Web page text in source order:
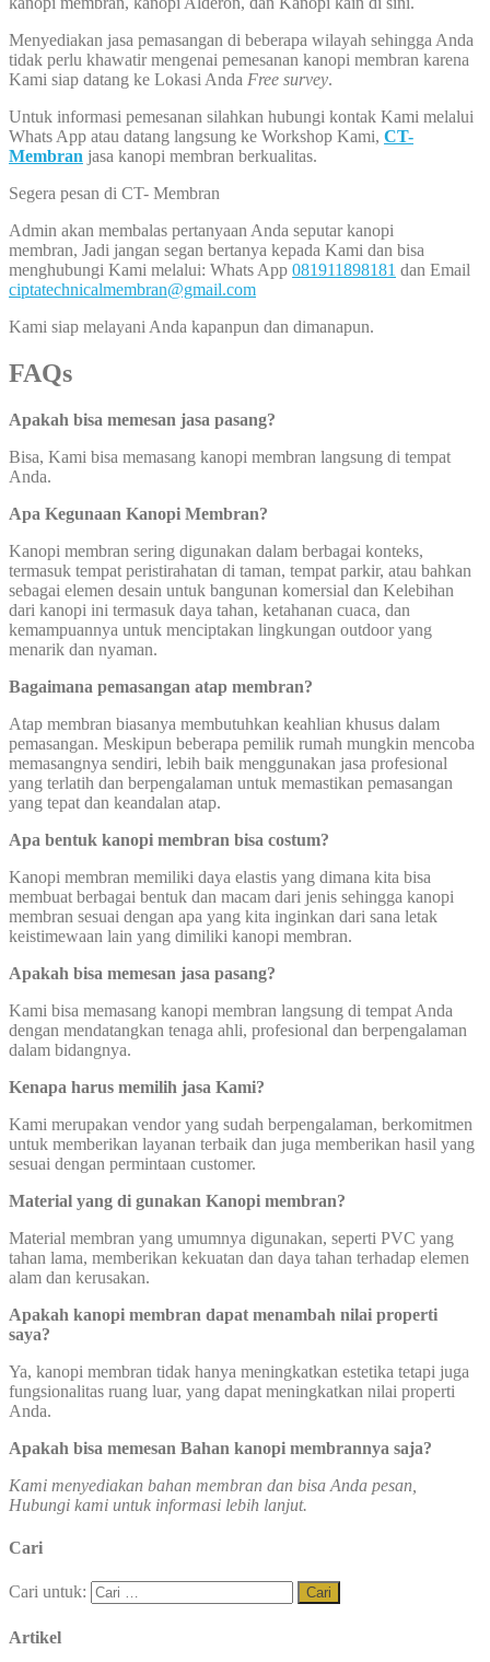
Menyediakan jasa pemasangan di beberapa wilayah sehingga Anda
tidak perlu khawatir mengenai pemesanan kanopi membran karena
Kami siap datang ke Lokasi Anda Free survey.
Untuk informasi pemesanan silahkan hubungi kontak Kami melalui
Whats App atau datang langsung ke Workshop Kami, CT-
Membran jasa kanopi membran berkualitas.
Segera pesan di CT- Membran
Admin akan membalas pertanyaan Anda seputar kanopi
membran, Jadi jangan segan bertanya kepada Kami dan bisa
menghubungi Kami melalui: Whats App 081911898181 dan Email
ciptatechnicalmembran@gmail.com
Kami siap melayani Anda kapanpun dan dimanapun.
FAQs
Apakah bisa memesan jasa pasang?
Bisa, Kami bisa memasang kanopi membran langsung di tempat
Anda.
Apa Kegunaan Kanopi Membran?
Kanopi membran sering digunakan dalam berbagai konteks,
termasuk tempat peristirahatan di taman, tempat parkir, atau bahkan
sebagai elemen desain untuk bangunan komersial dan Kelebihan
dari kanopi ini termasuk daya tahan, ketahanan cuaca, dan
kemampuannya untuk menciptakan lingkungan outdoor yang
menarik dan nyaman.
Bagaimana pemasangan atap membran?
Atap membran biasanya membutuhkan keahlian khusus dalam
pemasangan. Meskipun beberapa pemilik rumah mungkin mencoba
memasangnya sendiri, lebih baik menggunakan jasa profesional
yang terlatih dan berpengalaman untuk memastikan pemasangan
yang tepat dan keandalan atap.
Apa bentuk kanopi membran bisa costum?
Kanopi membran memiliki daya elastis yang dimana kita bisa
membuat berbagai bentuk dan macam dari jenis sehingga kanopi
membran sesuai dengan apa yang kita inginkan dari sana letak
keistimewaan lain yang dimiliki kanopi membran.
Apakah bisa memesan jasa pasang?
Kami bisa memasang kanopi membran langsung di tempat Anda
dengan mendatangkan tenaga ahli, profesional dan berpengalaman
dalam bidangnya.
Kenapa harus memilih jasa Kami?
Kami merupakan vendor yang sudah berpengalaman, berkomitmen
untuk memberikan layanan terbaik dan juga memberikan hasil yang
sesuai dengan permintaan customer.
Material yang di gunakan Kanopi membran?
Material membran yang umumnya digunakan, seperti PVC yang
tahan lama, memberikan kekuatan dan daya tahan terhadap elemen
alam dan kerusakan.
Apakah kanopi membran dapat menambah nilai properti
saya?
Ya, kanopi membran tidak hanya meningkatkan estetika tetapi juga
fungsionalitas ruang luar, yang dapat meningkatkan nilai properti
Anda.
Apakah bisa memesan Bahan kanopi membrannya saja?
Kami menyediakan bahan membran dan bisa Anda pesan,
Hubungi kami untuk informasi lebih lanjut.
Cari
Cari untuk:
Artikel